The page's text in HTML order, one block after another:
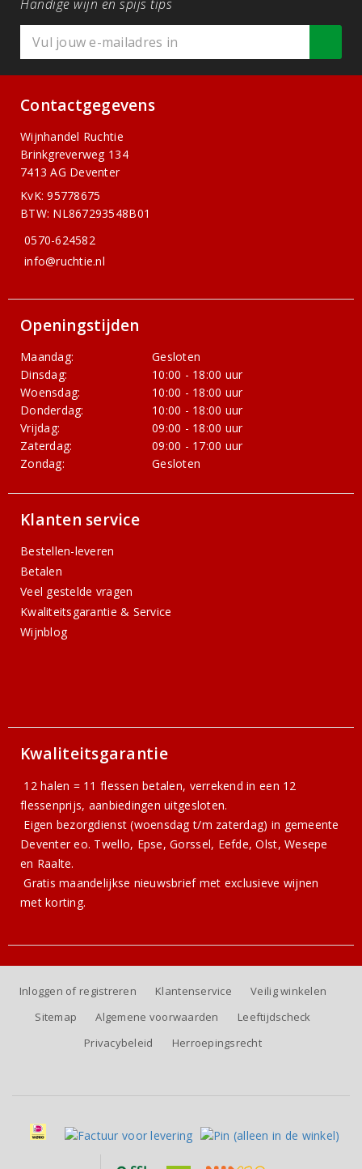
Handige wijn en spijs tips
Contactgegevens
Wijnhandel Ruchtie
Brinkgreverweg 134
7413 AG Deventer
KvK: 95778675
BTW: NL867293548B01
0570-624582
info@ruchtie.nl
Openingstijden
Maandag:
Gesloten
Dinsdag:
10:00 - 18:00 uur
Woensdag:
10:00 - 18:00 uur
Donderdag:
10:00 - 18:00 uur
Vrijdag:
09:00 - 18:00 uur
Zaterdag:
09:00 - 17:00 uur
Zondag:
Gesloten
Klanten service
Bestellen-leveren
Betalen
Veel gestelde vragen
Kwaliteitsgarantie & Service
Wijnblog
Kwaliteitsgarantie
12 halen = 11 flessen betalen, verrekend in een 12
flessenprijs, aanbiedingen uitgesloten.
Eigen bezorgdienst (woensdag t/m zaterdag) in gemeente
Deventer eo. Twello, Epse, Gorssel, Eefde, Olst, Wesepe
en Raalte.
Gratismaandelijkse nieuwsbriefmet exclusieve wijnen
met korting.
Inloggen of registreren Klantenservice
Veilig winkelen
Sitemap
Algemene voorwaarden
Leeftijdscheck
Privacybeleid
Herroepingsrecht